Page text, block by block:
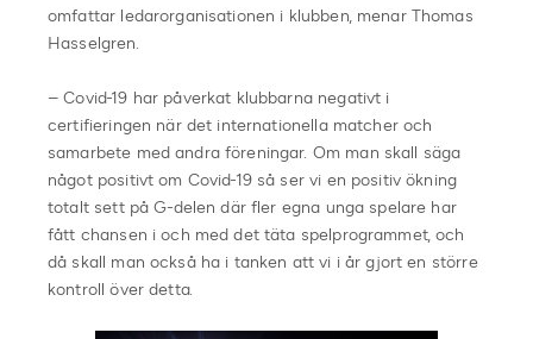
omfattar ledarorganisationen i klubben, menar Thomas
Hasselgren.
– Covid-19 har påverkat klubbarna negativt i
certifieringen när det internationella matcher och
samarbete med andra föreningar. Om man skall säga
något positivt om Covid-19 så ser vi en positiv ökning
totalt sett på G-delen där fler egna unga spelare har
fått chansen i och med det täta spelprogrammet, och
då skall man också ha i tanken att vi i år gjort en större
kontroll över detta.